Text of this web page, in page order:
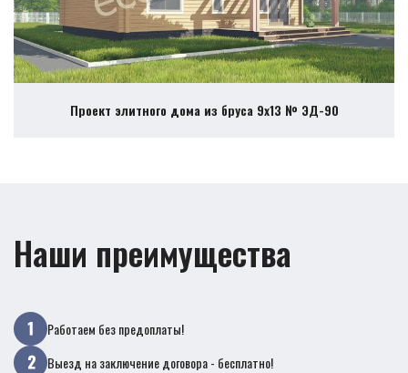
Проект элитного дома из бруса 9х13 № ЭД-90
Наши преимущества
Работаем без предоплаты!
Выезд на заключение договора - бесплатно!